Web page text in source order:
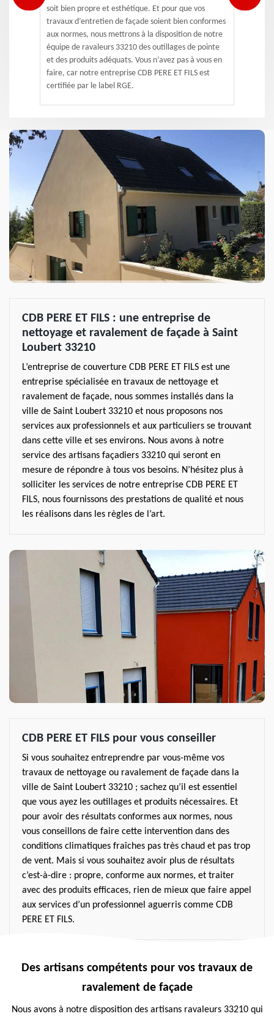
soit bien propre et esthétique. Et pour que vos
travaux d’entretien de façade soient bien conformes
aux normes, nous mettrons à la disposition de notre
équipe de ravaleurs 33210 des outillages de pointe
et des produits adéquats. Vous n’avez pas à vous en
faire, car notre entreprise CDB PERE ET FILS est
certifiée par le label RGE.
CDB PERE ET FILS : une entreprise de
nettoyage et ravalement de façade à Saint
Loubert 33210
L’entreprise de couverture CDB PERE ET FILS est une
entreprise spécialisée en travaux de nettoyage et
ravalement de façade, nous sommes installés dans la
ville de Saint Loubert 33210 et nous proposons nos
services aux professionnels et aux particuliers se trouvant
dans cette ville et ses environs. Nous avons à notre
service des artisans façadiers 33210 qui seront en
mesure de répondre à tous vos besoins. N’hésitez plus à
solliciter les services de notre entreprise CDB PERE ET
FILS, nous fournissons des prestations de qualité et nous
les réalisons dans les règles de l’art.
CDB PERE ET FILS pour vous conseiller
Si vous souhaitez entreprendre par vous-même vos
travaux de nettoyage ou ravalement de façade dans la
ville de Saint Loubert 33210 ; sachez qu’il est essentiel
que vous ayez les outillages et produits nécessaires. Et
pour avoir des résultats conformes aux normes, nous
vous conseillons de faire cette intervention dans des
conditions climatiques fraîches pas très chaud et pas trop
de vent. Mais si vous souhaitez avoir plus de résultats
c’est-à-dire : propre, conforme aux normes, et traiter
avec des produits efficaces, rien de mieux que faire appel
aux services d’un professionnel aguerris comme CDB
PERE ET FILS.
Des artisans compétents pour vos travaux de
ravalement de façade
Nous avons à notre disposition des artisans ravaleurs 33210 qui